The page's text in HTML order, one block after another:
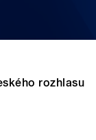
rozhlasu